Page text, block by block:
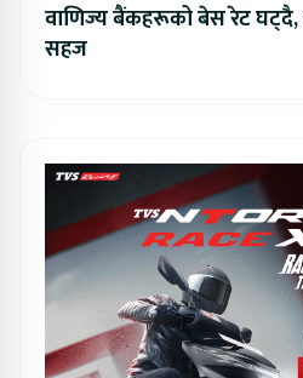
वाणिज्य बैंकहरूको बेस रेट
सहज